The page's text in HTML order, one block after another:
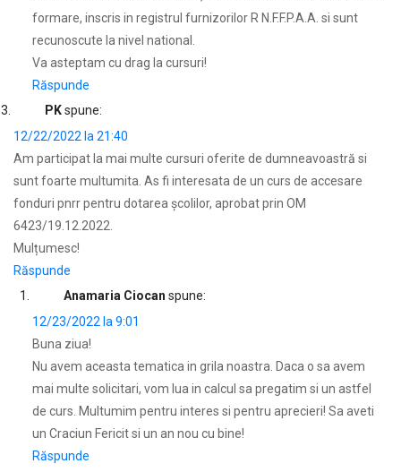
formare, inscris in registrul furnizorilor R N.F.F.P.A.A. si sunt
recunoscute la nivel national.
Va asteptam cu drag la cursuri!
Răspunde
PKspune:
12/22/2022 la 21:40
Am participat la mai multe cursuri oferite de dumneavoastră si
sunt foarte multumita. As fi interesata de un curs de accesare
fonduri pnrr pentru dotarea școlilor, aprobat prin OM
6423/19.12.2022.
Mulțumesc!
Răspunde
Anamaria Ciocan spune:
12/23/2022 la 9:01
Buna ziua!
Nu avem aceasta tematica in grila noastra. Daca o sa avem
mai multe solicitari, vom lua in calcul sa pregatim si un astfel
de curs. Multumim pentru interes si pentru aprecieri! Sa aveti
un Craciun Fericit si un an nou cu bine!
Răspunde